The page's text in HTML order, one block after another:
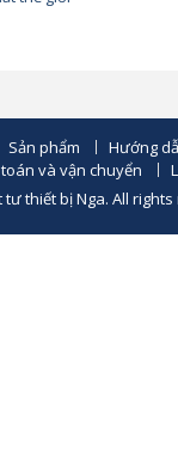
Sản phẩm
Hướng
và vận chuyển
tư thiết bị Nga. All